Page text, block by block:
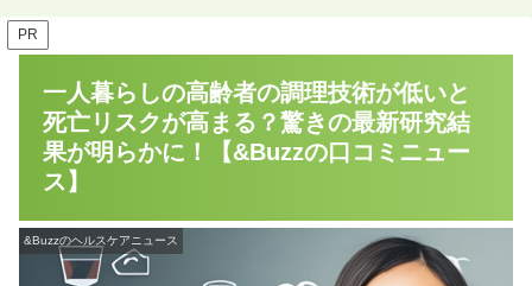
PR
一人暮らしの高齢者の調理技術が低いと
死亡リスクが高まる？驚きの最新研究結
果が明らかに！【&Buzzの口コミニュー
ス】
&Buzzのヘルスケアニュース